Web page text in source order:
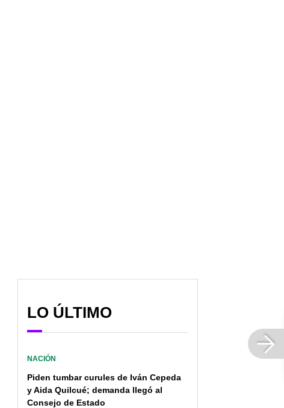
LO ÚLTIMO
NACIÓN
Piden tumbar curules de Iván Cepeda
y Aida Quilcué; demanda llegó al
Consejo de Estado